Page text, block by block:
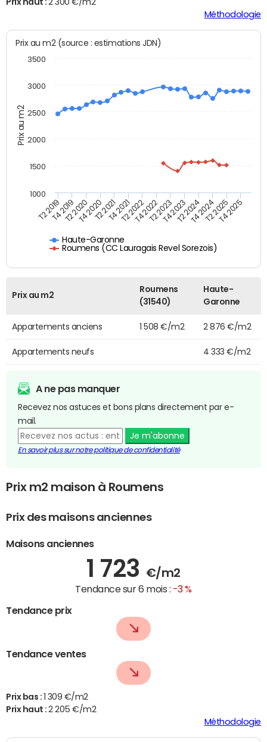
Méthodologie
Prix au m2
Prix au m2 (source : estimations JDN)
Haute-Garonne
Roumens (CC Lauragais Revel Sorezois)
T2 2019T4 2019T2 2020T4 2020T2 2021T4 2021T2 2022T4 2022T2 2023T4 2023T2 2024T4 2024T2 2025T4 2025
1000
1500
2000
2500
3000
3500
Prix au m2
Roumens
(31540)
Haute-
Garonne
Appartements anciens 1 508 €/m2 2 876 €/m2
Appartements neufs 4 333 €/m2
A ne pas manquer
Recevez nos astuces et bons plans directement par e-
mail.
Je m'abonne
En savoir plus sur notre politique de confidentialité
Prix m2 maison à Roumens
Prix des maisons anciennes
Maisons anciennes
1 723 €/m2
Tendance sur 6 mois : -3 %
Tendance prix
Tendance ventes
Prix bas :
1 309 €/m2
Prix haut :2 205 €/m2
Méthodologie